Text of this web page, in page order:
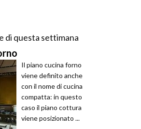
di questa settimana
Il piano cucina forno
viene definito anche
con il nome di cucina
compatta: in questo
caso il piano cottura
viene posizionato ...